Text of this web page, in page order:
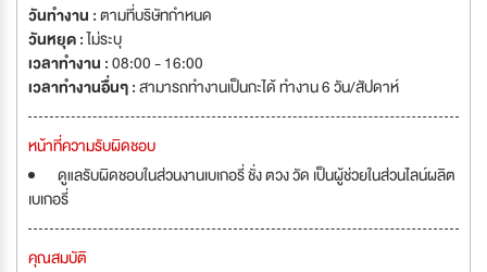
วันทำงาน :ตามที่บริษัทกำหนด
วันหยุด :ไม่ระบุ
เวลาทำงาน :08:00 - 16:00
เวลาทำงานอื่นๆ :สามารถทำงานเป็นกะได้ ทำงาน 6 วัน/สัปดาห์
หน้าที่ความรับผิดชอบ
ดูแลรับผิดชอบในส่วนงานเบเกอรี่ ชั่ง ตวง วัด เป็นผู้ช่วยในส่วนไลน์ผลิต
เบเกอรี่
คุณสมบัติ